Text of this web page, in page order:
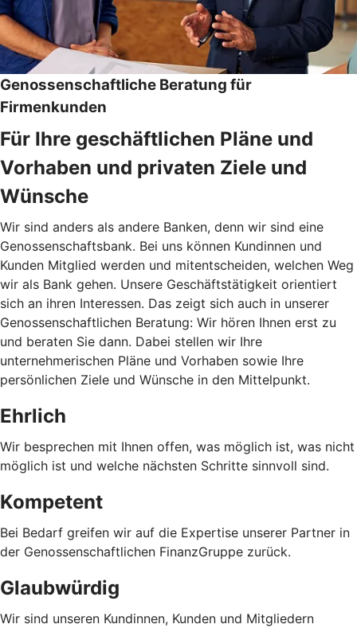
Genossenschaftliche Beratung für
Firmenkunden
Für Ihre geschäftlichen Pläne und
Vorhaben und privaten Ziele und
Wünsche
Wir sind anders als andere Banken, denn wir sind eine
Genossenschaftsbank. Bei uns können Kundinnen und
Kunden Mitglied werden und mitentscheiden, welchen Weg
wir als Bank gehen. Unsere Geschäftstätigkeit orientiert
sich an ihren Interessen. Das zeigt sich auch in unserer
Genossenschaftlichen Beratung: Wir hören Ihnen erst zu
und beraten Sie dann. Dabei stellen wir Ihre
unternehmerischen Pläne und Vorhaben sowie Ihre
persönlichen Ziele und Wünsche in den Mittelpunkt.
Ehrlich
Wir besprechen mit Ihnen offen, was möglich ist, was nicht
möglich ist und welche nächsten Schritte sinnvoll sind.
Kompetent
Bei Bedarf greifen wir auf die Expertise unserer Partner in
der Genossenschaftlichen FinanzGruppe zurück.
Glaubwürdig
Wir sind unseren Kundinnen, Kunden und Mitgliedern